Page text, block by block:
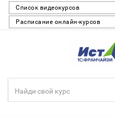
Список видеокурсов
Расписание онлайн-курсов